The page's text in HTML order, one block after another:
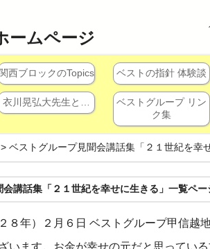
ームページ
関西ブロックのTopics ベストの指針 体験談
衣川晃弘大先生と…
ベストグループ リン
ク集
> ベストグループ見聞会講話集「２１世紀を幸
講話集「２１世紀を幸せに生きる」一覧ペー
８年）２月６日 ベストグループ甲信越
います。お金が幸せの元だと思ってい